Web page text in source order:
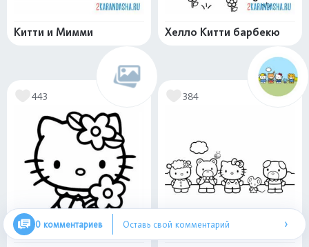
Китти и Мимми Хелло Китти барбекю
443 384
0 комментариев Оставь свой комментарий ›